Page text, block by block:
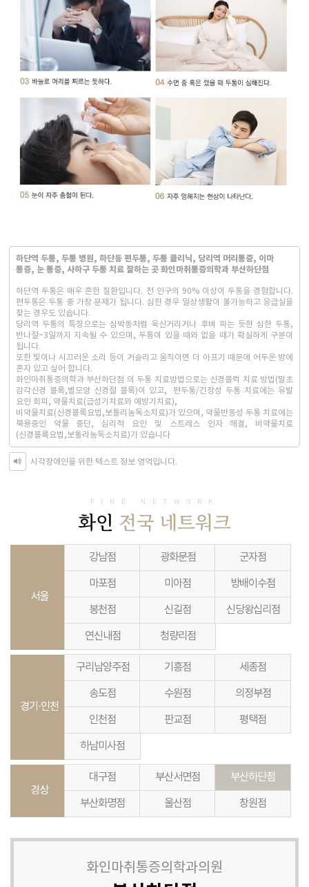
하단역 두통, 두통 병원, 하단동 편두통, 두통 클리닉, 당리역 머리통증, 이마
통증, 눈 통증, 사하구 두통 치료 잘하는 곳 화인마취통증의학과 부산하단점
하단역 두통은 매우 흔한 질환입니다. 전 인구의 90% 이상이 두통을 경험합니다.
편두통은 두통 중 가장 문제가 됩니다. 심한 경우 일상생활이 불가능하고 응급실을
찾는 경우도 있습니다.
당리역 두통의 특징으로는 심박동처럼 욱신거리거나 후벼 파는 듯한 심한 두통,
반나절~3일까지 지속될 수 있으며, 두통이 있을 때와 없을 때가 확실하게 구분이
됩니다.
또한 빛이나 시끄러운 소리 등이 거슬리고 움직이면 더 아프기 때문에 어두운 방에
혼자 있고 싶어 합니다.
화인마취통증의학과 부산하단점 의 두통 치료방법으로는 신경블럭 치료 방법(말초
감각신경 블록,별모양 신경절 블록)이 있고, 편두통/긴장성 두통 치료에는 유발
요인 회피, 약물치료(급성기치료와 예방기치료),
비약물치료(신경블록요법,보톨리눔독소치료)가 있으며, 약물반동성 두통 치료에는
북용중인 약물 중단, 심리적 요인 및 스트레스 인자 해결, 비약물치료
(신경블록요법,보톨리눔독소치료)가 있습니다
시각장애인을 위한 텍스트 정보 영역입니다.
FINE NETWORK
화인 전국 네트워크
서울
강남점 광화문점 군자점
마포점 미아점 방배이수점
봉천점 신길점 신당왕십리점
연신내점 청량리점
경기·인천
구리남양주점 기흥점 세종점
송도점 수원점 의정부점
인천점 판교점 평택점
하남미사점
경상
대구점 부산서면점 부산하단점
부산화명점 울산점 창원점
화인마취통증의학과의원